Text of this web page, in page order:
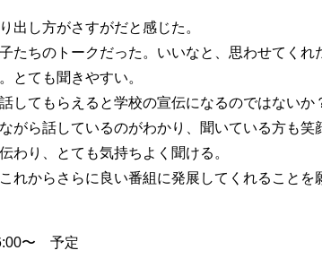
出し方がさすがだと感じた。
たちのトークだった。いいなと、思わせてくれ
とても聞きやすい。
してもらえると学校の宣伝になるのではないか
がら話しているのがわかり、聞いている方も笑
わり、とても気持ちよく聞ける。
れからさらに良い番組に発展してくれることを
〜 予定